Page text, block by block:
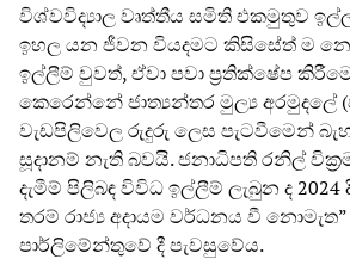
විශ්වවිද්‍යාල වෘත්තීය සමිති එකමුතුව
ඉහල යන ජීවන වියදමට කිසිසේත් ම
ඉල්ලීම් වුවත්, ඒවා පවා ප්‍රතික්ෂේප
කෙරෙන්නේ ජාත්‍යන්තර මුල්‍ය අරමුදලේ
වැඩපිලිවෙල රුදුරු ලෙස පැටවීමෙන්
සූදානම් නැති බවයි. ජනාධිපති රනිල්
දැමීම් පිලිබඳ විවිධ ඉල්ලීම් ලැබුන ද
තරම් රාජ්‍ය අදායම වර්ධනය වී නොමැත”
පාර්ලිමේන්තුවේ දී පැවසුවේය.